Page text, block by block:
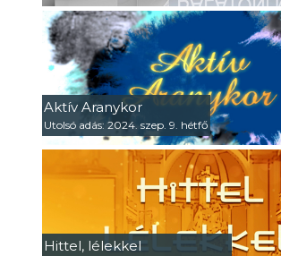
Aktív Aranykor
Utolsó adás: 2024. szep. 9. hétfő
Hittel, lélekkel